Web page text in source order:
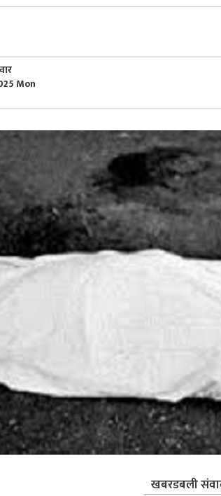
Mon
खबरडबली